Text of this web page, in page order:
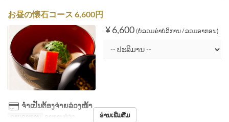
お昼の懐石コース 6,600円
¥ 6,600 (ບໍ່ລວມຄ່າບໍລິການ / ລວມອາກອນ)
ຈຳເປັນຕ້ອງຈ່າຍລ່ວງໜ້າ
ຄາບອາຫານ ອາຫານທ່ຽງ ອ່ານເພີ່ມຕື່ມ